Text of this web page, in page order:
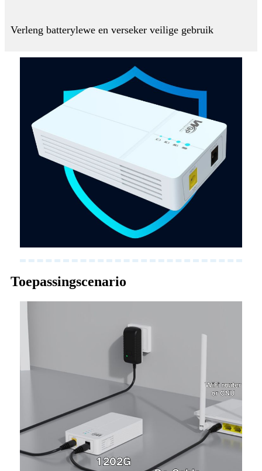
Verleng batterylewe en verseker veilige gebruik
Toepassingscenario